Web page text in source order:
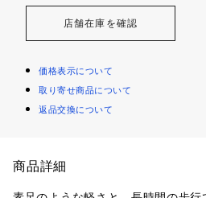
店舗在庫を確認
価格表示について
取り寄せ商品について
返品交換について
商品詳細